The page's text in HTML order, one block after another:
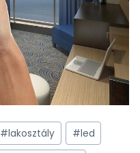
#lakosztály #led